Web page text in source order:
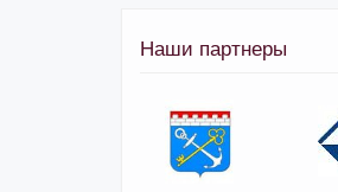
Наши партнеры